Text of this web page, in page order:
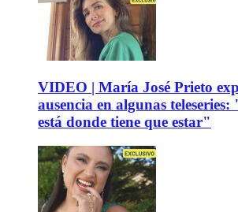
VIDEO | María José Prieto
ausencia en algunas
está donde tiene que estar"